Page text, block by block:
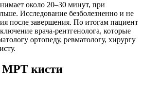
около 20–30 минут, при
Исследование безболезненно и не
после завершения. По итогам пациент
врача-рентгенолога, которые
ортопеду, ревматологу, хирургу
МРТ кисти